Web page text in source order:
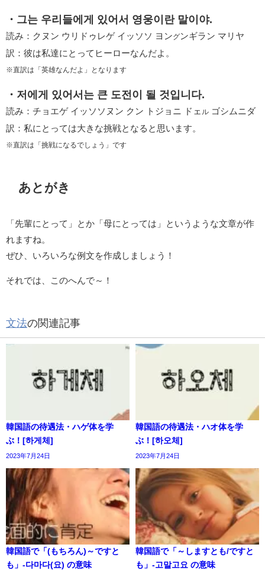
・그는 우리들에게 있어서 영웅이란 말이야.
読み：クヌン ウリドゥレゲ イッソソ ヨング ンギラン マリヤ
訳：彼は私達にとってヒーローなんだよ。
※直訳は「英雄なんだよ」となります
・저에게 있어서는 큰 도전이 될 것입니다.
読み：チョエゲ イッソソヌン クン トジョニ ドェ ル ゴシムニダ
訳：私にとっては大きな挑戦となると思います。
※直訳は「挑戦になるでしょう」です
あとがき
「先輩にとって」とか「母にとっては」というような文章が作
れますね。
ぜひ、いろいろな例文を作成しましょう！
それでは、このへんで～！
文法の関連記事
韓国語の待遇法・ハゲ体を学
ぶ！[하게체]
2023年7月24日
韓国語の待遇法・ハオ体を学
ぶ！[하오체]
2023年7月24日
韓国語で「(もちろん)～ですと
も」-다마다(요) の意味
韓国語で「～しますとも/ですと
も」-고말고요 の意味